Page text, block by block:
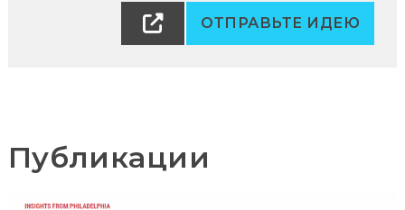
ОТПРАВЬТЕ ИДЕЮ
Публикации